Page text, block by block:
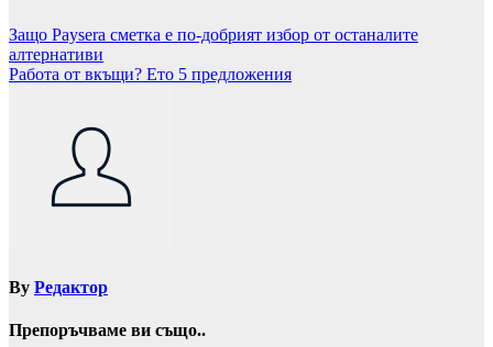
Навигация
Защо Paysera сметка е по-добрият избор от останалите
алтернативи
Работа от вкъщи? Ето 5 предложения
By Редактор
Препоръчваме ви също..